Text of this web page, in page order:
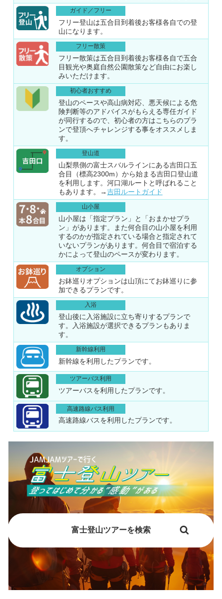
ガイド／フリー
フリー登山は五合目到着後お客様各自での登
山になります。
フリー散策
フリー散策は五合目到着後お客様各自で五合
目観光や奥庭自然公園散策など自由にお楽し
みいただけます。
初心者おすすめ
登山のペースや高山病対応、悪天候による危
険判断等のアドバイスがもらえる専任ガイド
が同行するので、初心者の方はこちらのプラ
ンで登頂へチャレンジする事をオススメしま
す。
登山道
山梨県側の富士スバルラインにある吉田口五
合目（標高2300m）から始まる吉田口登山道
を利用します。河口湖ルートと呼ばれること
もあります。→吉田ルートガイド
山小屋
山小屋は「指定プラン」と「おまかせプラ
ン」があります。また何合目の山小屋を利用
するのかが指定されている場合と指定されて
いないプランがあります。何合目で宿泊する
かによって登山のペースが変わります。
オプション
お鉢巡りオプションは山頂にてお鉢巡りに参
加できるプランです。
入浴
登山後に入浴施設に立ち寄りするプランで
す。入浴施設が選択できるプランもありま
す。
新幹線利用
新幹線を利用したプランです。
ツアーバス利用
ツアーバスを利用したプランです。
高速路線バス利用
高速路線バスを利用したプランです。
富士登山ツアーを検索